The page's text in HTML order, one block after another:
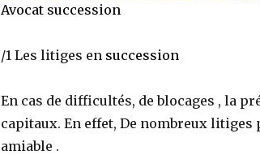
Avocat succession
/1 Les litiges en succession
En cas de difficultés, de blocages , la
capitaux. En effet, De nombreux
amiable .